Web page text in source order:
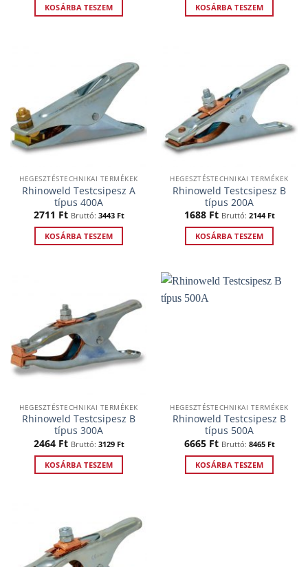
KOSÁRBA TESZEM
KOSÁRBA TESZEM
HEGESZTÉSTECHNIKAI TERMÉKEK
Rhinoweld Testcsipesz A
típus 400A
2711 Ft Bruttó: 3443 Ft
KOSÁRBA TESZEM
HEGESZTÉSTECHNIKAI TERMÉKEK
Rhinoweld Testcsipesz B
típus 200A
1688 Ft Bruttó: 2144 Ft
KOSÁRBA TESZEM
HEGESZTÉSTECHNIKAI TERMÉKEK
Rhinoweld Testcsipesz B
típus 300A
2464 Ft Bruttó: 3129 Ft
KOSÁRBA TESZEM
HEGESZTÉSTECHNIKAI TERMÉKEK
Rhinoweld Testcsipesz B
típus 500A
6665 Ft Bruttó: 8465 Ft
KOSÁRBA TESZEM